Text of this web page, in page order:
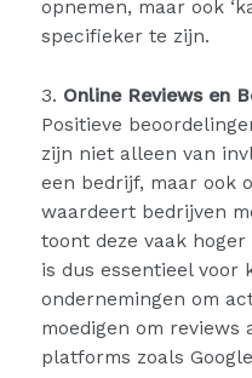
opnemen, maar ook
specifieker te zijn.
3. Online Reviews en
Positieve
zijn niet alleen van
een bedrijf, maar ook
waardeert bedrijven
toont deze vaak
is dus essentieel voor
ondernemingen om
moedigen om
platforms zoals